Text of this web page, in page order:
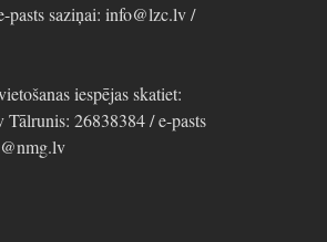
pasts saziņai: info@lzc.lv /
iespējas skatiet:
26838384 / e-pasts